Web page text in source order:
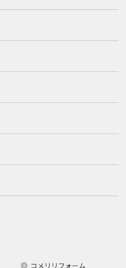
コメリリフォーム